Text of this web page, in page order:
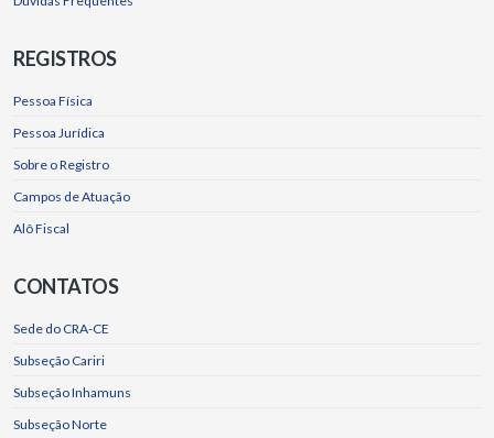
REGISTROS
Pessoa Física
Pessoa Jurídica
Sobre o Registro
Campos de Atuação
Alô Fiscal
CONTATOS
Sede do CRA-CE
Subseção Cariri
Subseção Inhamuns
Subseção Norte